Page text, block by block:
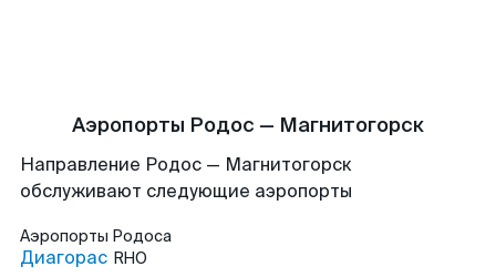
Аэропорты Родос — Магнитогорск
Направление Родос — Магнитогорск
обслуживают следующие аэропорты
Аэропорты Родоса
Диагорас RHO